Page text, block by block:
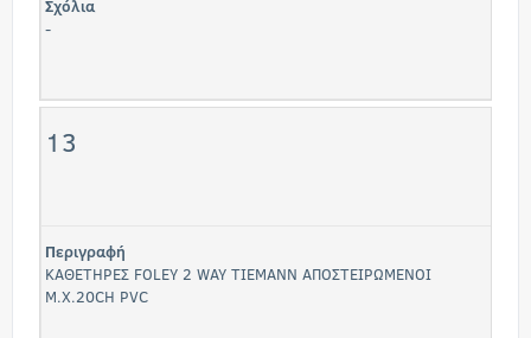
Σχόλια
-
13
Περιγραφή
ΚΑΘΕΤΗΡΕΣ FOLEY 2 WAY ΤΙΕΜΑΝΝ ΑΠΟΣΤΕΙΡΩΜΕΝΟΙ
Μ.Χ.20CH PVC